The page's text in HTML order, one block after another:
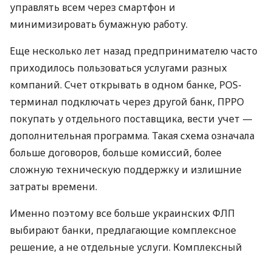
управлять всем через смартфон и
минимизировать бумажную работу.
Еще несколько лет назад предпринимателю часто
приходилось пользоваться услугами разных
компаний. Счет открывать в одном банке, POS-
терминал подключать через другой банк, ПРРО
покупать у отдельного поставщика, вести учет —
дополнительная программа. Такая схема означала
больше договоров, больше комиссий, более
сложную техническую поддержку и излишние
затраты времени.
Именно поэтому все больше украинских ФЛП
выбирают банки, предлагающие комплексное
решение, а не отдельные услуги. Комплексный